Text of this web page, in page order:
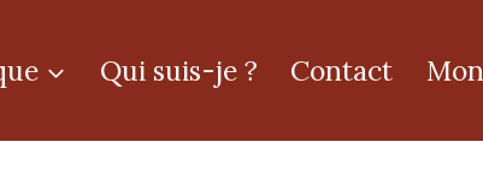
Qui suis-je ? Contact